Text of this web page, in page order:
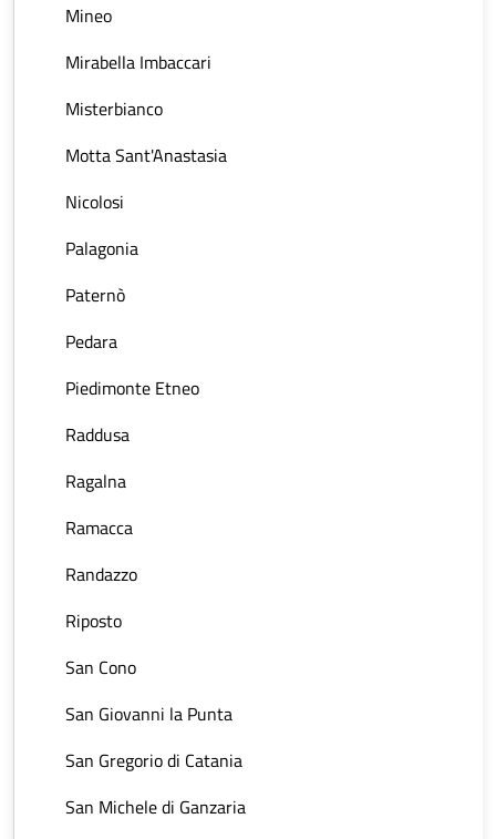
Mineo
Mirabella Imbaccari
Misterbianco
Motta Sant'Anastasia
Nicolosi
Palagonia
Paternò
Pedara
Piedimonte Etneo
Raddusa
Ragalna
Ramacca
Randazzo
Riposto
San Cono
San Giovanni la Punta
San Gregorio di Catania
San Michele di Ganzaria